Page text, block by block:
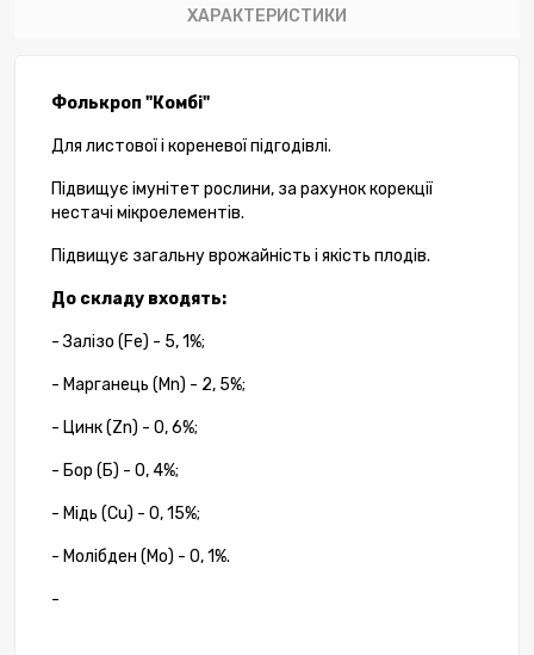
ХАРАКТЕРИСТИКИ
Фолькроп "Комбі"
Для листової і кореневої підгодівлі.
Підвищує імунітет рослини, за рахунок корекції
нестачі мікроелементів.
Підвищує загальну врожайність і якість плодів.
До складу входять:
- Залізо (Fe) - 5, 1%;
- Марганець (Mn) - 2, 5%;
- Цинк (Zn) - 0, 6%;
- Бор (Б) - 0, 4%;
- Мідь (Cu) - 0, 15%;
- Молібден (Mo) - 0, 1%.
-